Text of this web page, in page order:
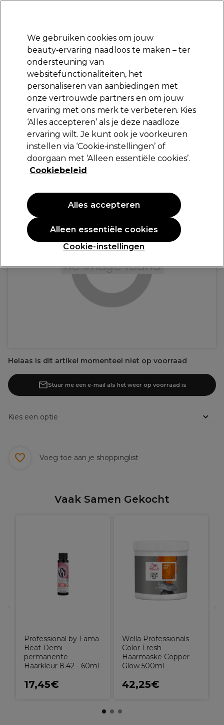
Aanmelden
Merken Deals Haar Elektra
Volgende dag geleverd*
Na verzending, maandag t/m vrijdag
Wella Professionals Koleston Perfect 80ml
(5)
Niet van toepassing
Helaas is dit artikel momenteel niet op voorraad
Stuur me een e-mail als het weer op voorraad is
Kies een optie
Voeg toe aan je shoppinglist
Vaak Samen Gekocht
Professional by Fama
Beat Demi-
permanente
Haarkleur 8.42 - 60ml
17,45€
Wella Professionals
Color Fresh
Haarmaske Copper
Glow 500ml
42,25€
We gebruiken cookies om jouw
beauty‑ervaring naadloos te maken – ter
ondersteuning van
websitefunctionaliteiten, het
personaliseren van aanbiedingen met
onze vertrouwde partners en om jouw
ervaring met ons merk te verbeteren. Kies
‘Alles accepteren’ als je deze naadloze
ervaring wilt. Je kunt ook je voorkeuren
instellen via ‘Cookie‑instellingen’ of
doorgaan met ‘Alleen essentiële cookies’.
Cookiebeleid
Cookie-instellingen
Alleen essentiële cookies
Alles accepteren